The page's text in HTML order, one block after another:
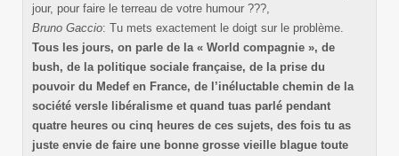
jour, pour faire le terreau de votre humour ???,
Bruno Gaccio: Tu mets exactement le doigt sur le problème.
Tous les jours, on parle de la « World compagnie », de
bush, de la politique sociale française, de la prise du
pouvoir du Medef en France, de l’inéluctable chemin de la
société versle libéralisme et quand tuas parlé pendant
quatre heures ou cinq heures de ces sujets, des fois tu as
juste envie de faire une bonne grosse vieille blague toute